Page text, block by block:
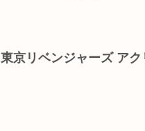
東京リベンジャーズ ア